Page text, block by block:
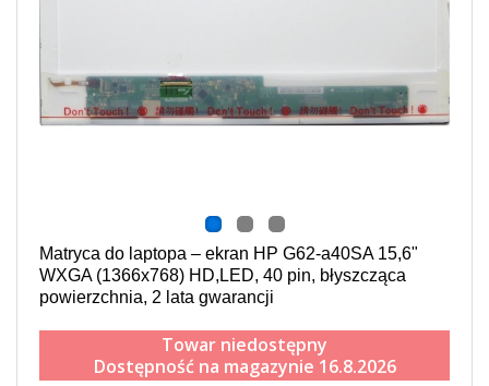
Matryca do laptopa – ekran HP G62-a40SA 15,6"
WXGA (1366x768) HD,LED, 40 pin, błyszcząca
powierzchnia, 2 lata gwarancji
Towar niedostępny
Dostępność na magazynie 16.8.2026